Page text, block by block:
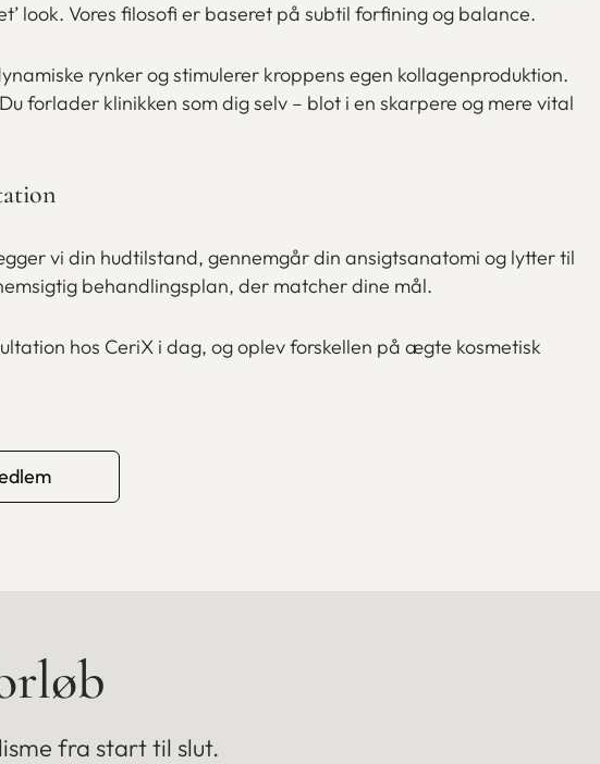
look. Vores filosofi er baseret på subtil forfining og balance.
rynker og stimulerer kroppens egen kollagenproduktion.
forlader klinikken som dig selv – blot i en skarpere og mere vital
vi din hudtilstand, gennemgår din ansigtsanatomi og lytter til
behandlingsplan, der matcher dine mål.
hos CeriX i dag, og oplev forskellen på ægte kosmetisk
fra start til slut.